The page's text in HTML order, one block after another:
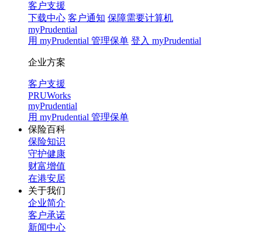
客户支援
下载中心 客户通知 保障需要计算机
myPrudential
用 myPrudential 管理保单 登入 myPrudential
企业方案
客户支援
PRUWorks
myPrudential
用 myPrudential 管理保单
保险百科
保险知识
守护健康
财富增值
在港安居
关于我们
企业简介
客户承诺
新闻中心